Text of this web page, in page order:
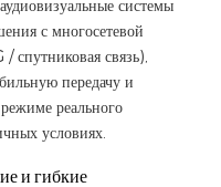
системы
с многосетевой
спутниковая связь),
передачу и
реального
условиях.
и гибкие